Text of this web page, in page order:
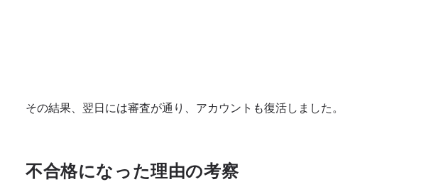
その結果、翌日には審査が通り、アカウントも復活しました。
不合格になった理由の考察